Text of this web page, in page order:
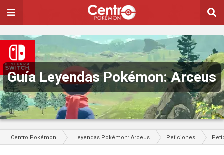
Guía Leyendas Pokémon: Arceus
Centro Pokémon Leyendas Pokémon: Arceus Peticiones